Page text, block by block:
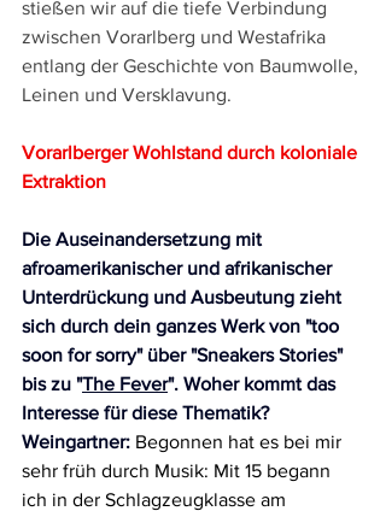
stießen wir auf die tiefe Verbindung
zwischen Vorarlberg und Westafrika
entlang der Geschichte von Baumwolle,
Leinen und Versklavung.
Vorarlberger Wohlstand durch koloniale
Extraktion
Die Auseinandersetzung mit
afroamerikanischer und afrikanischer
Unterdrückung und Ausbeutung zieht
sich durch dein ganzes Werk von "too
soon for sorry" über "Sneakers Stories"
bis zu "The Fever". Woher kommt das
Interesse für diese Thematik?
Weingartner: Begonnen hat es bei mir
sehr früh durch Musik: Mit 15 begann
ich in der Schlagzeugklasse am